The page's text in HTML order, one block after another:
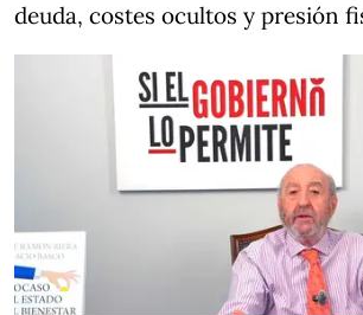
deuda, costes ocultos y presión